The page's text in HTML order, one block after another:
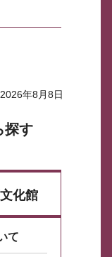
年8月8日
探す
化館
て